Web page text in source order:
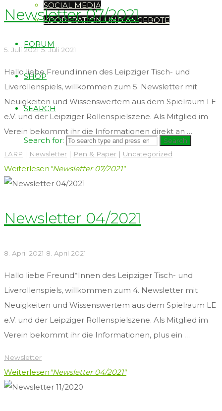
SOCIAL MEDIA
KOOPERATION UND ANGEBOTE
FORUM
SHOP
SEARCH
Search for: Search
Newsletter 07/2021
5. Juli 20215. Juli 2021
Hallo liebe Freund:innen des Leipziger Tisch- und
Liverollenspiels, willkommen zum 5. Newsletter mit
Neuigkeiten und Wissenswertem aus dem Spielraum LE
e.V. und der Leipziger Rollenspielszene. Als Mitglied im
Verein bekommt ihr die Informationen direkt an …
LARP | Newsletter | Pen & Paper | Uncategorized
Weiterlesen "Newsletter 07/2021"
Newsletter 04/2021
8. April 2021 8. April 2021
Hallo liebe Freund*Innen des Leipziger Tisch- und
Liverollenspiels, willkommen zum 4. Newsletter mit
Neuigkeiten und Wissenswertem aus dem Spielraum LE
e.V. und der Leipziger Rollenspielszene. Als Mitglied im
Verein bekommt ihr die Informationen, plus ein …
Newsletter
Weiterlesen "Newsletter 04/2021"